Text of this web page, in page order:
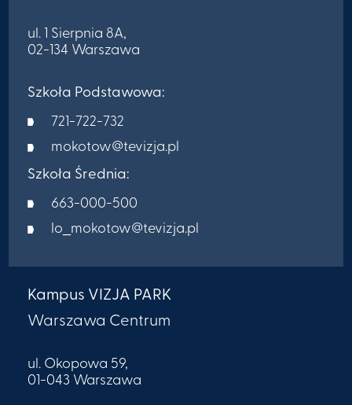
ul. 1 Sierpnia 8A,
02-134 Warszawa
Szkoła Podstawowa:
721-722-732
mokotow@tevizja.pl
Szkoła Średnia:
663-000-500
lo_mokotow@tevizja.pl
Kampus VIZJA PARK
Warszawa Centrum
ul. Okopowa 59,
01-043 Warszawa